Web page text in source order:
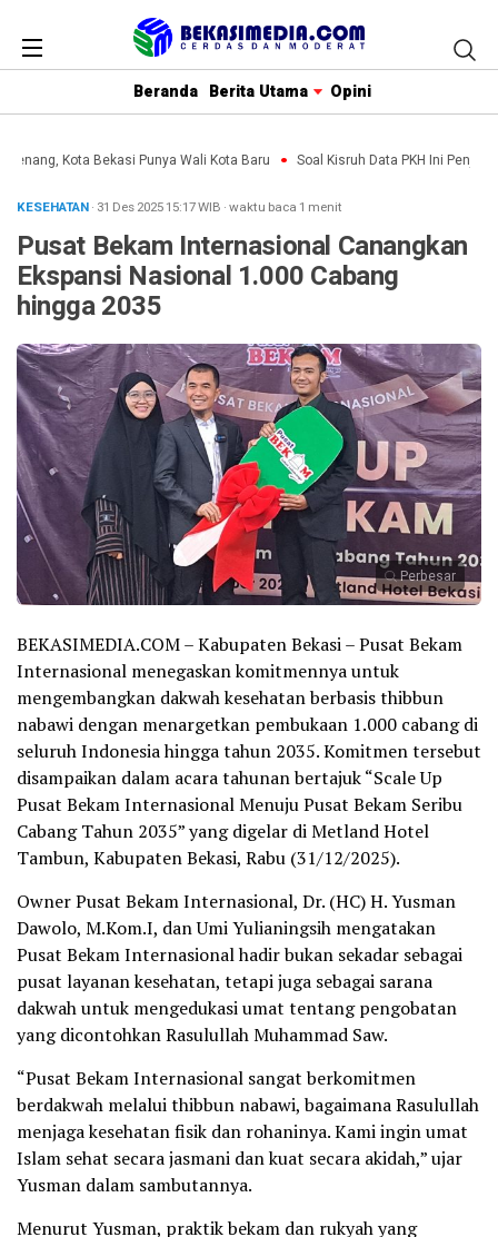
Beranda Berita Utama Opini
Kota Bekasi Punya Wali Kota Baru Soal Kisruh Data PKH Ini
KESEHATAN· 31 Des 202515:17WIB ·waktu baca 1 menit
Pusat Bekam Internasional Canangkan
Ekspansi Nasional 1.000 Cabang
hingga 2035
Perbesar
BEKASIMEDIA.COM – Kabupaten Bekasi – Pusat Bekam
Internasional menegaskan komitmennya untuk
mengembangkan dakwah kesehatan berbasis thibbun
nabawi dengan menargetkan pembukaan 1.000 cabang di
seluruh Indonesia hingga tahun 2035. Komitmen tersebut
disampaikan dalam acara tahunan bertajuk “Scale Up
Pusat Bekam Internasional Menuju Pusat Bekam Seribu
Cabang Tahun 2035” yang digelar di Metland Hotel
Tambun, Kabupaten Bekasi, Rabu (31/12/2025).
Owner Pusat Bekam Internasional, Dr. (HC) H. Yusman
Dawolo, M.Kom.I, dan Umi Yulianingsih mengatakan
Pusat Bekam Internasional hadir bukan sekadar sebagai
pusat layanan kesehatan, tetapi juga sebagai sarana
dakwah untuk mengedukasi umat tentang pengobatan
yang dicontohkan Rasulullah Muhammad Saw.
“Pusat Bekam Internasional sangat berkomitmen
berdakwah melalui thibbun nabawi, bagaimana Rasulullah
menjaga kesehatan fisik dan rohaninya. Kami ingin umat
Islam sehat secara jasmani dan kuat secara akidah,” ujar
Yusman dalam sambutannya.
Menurut Yusman, praktik bekam dan rukyah yang